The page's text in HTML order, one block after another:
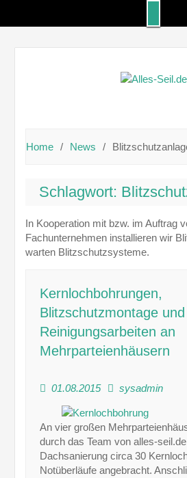
Home News
Schlagwort:
In Kooperation mit bzw. im Auftrag
Fachunternehmen installieren wir
warten Blitzschutzsysteme.
Kernlochbohrungen,
Blitzschutzmontage und
Reinigungsarbeiten an
Mehrparteienhäusern
01.08.2015 sysadmin
An vier großen
durch das Team von alles-
Dachsanierung circa 30
Notüberläufe angebracht.